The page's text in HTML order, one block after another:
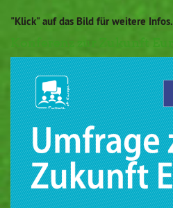
"Klick" auf das Bild für weitere Infos.